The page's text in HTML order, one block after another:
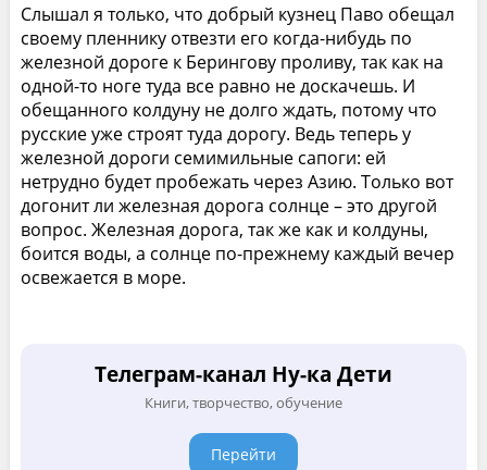
Слышал я только, что добрый кузнец Паво обещал
своему пленнику отвезти его когда-нибудь по
железной дороге к Берингову проливу, так как на
одной-то ноге туда все равно не доскачешь. И
обещанного колдуну не долго ждать, потому что
русские уже строят туда дорогу. Ведь теперь у
железной дороги семимильные сапоги: ей
нетрудно будет пробежать через Азию. Только вот
догонит ли железная дорога солнце – это другой
вопрос. Железная дорога, так же как и колдуны,
боится воды, а солнце по-прежнему каждый вечер
освежается в море.
Телеграм-канал Ну-ка Дети
Книги, творчество, обучение
Перейти